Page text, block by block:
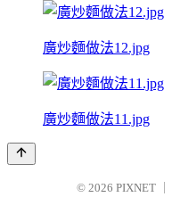
廣炒麵做法12.jpg
廣炒麵做法11.jpg
© 2026 PIXNET